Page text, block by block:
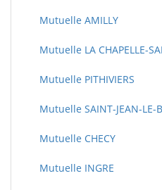
Mutuelle AMILLY
Mutuelle LA CHAPELLE-
Mutuelle PITHIVIERS
Mutuelle SAINT-JEAN-LE-
Mutuelle CHECY
Mutuelle INGRE